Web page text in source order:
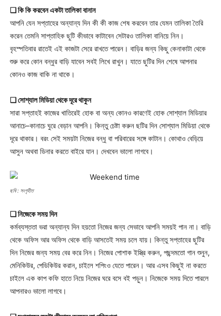
❑ কি কি করবেন একটা তালিকা বানান
আপনি যেন সপ্তাহের অন্যান্য দিন কী কী কাজ শেষ করবেন তার যেমন তালিকা তৈরি
করেন তেমনি সাপ্তাহিক ছুটি কীভাবে কাটাবেন সেটারও তালিকা বানিয়ে নিন।
বৃহস্পতিবার রাতেই এই কাজটা সেরে রাখতে পারেন। বাড়ির জন্য কিছু কেনাকাটা থেকে
শুরু করে কোন বন্ধুর বাড়ি যাবেন সবই লিখে রাখুন। যাতে ছুটির দিন শেষে আপনার
কোনও কাজ বাকি না থাকে।
❑ সোশ্যাল মিডিয়া থেকে দূরে থাকুন
সারা সপ্তাহই কাজের খাতিরেই হোক বা অন্য কোনও কারণেই হোক সোশ্যাল মিডিয়ার
আনাচে–কানাচে ঘুরে বেড়ান আপনি। কিন্তু চেষ্টা করুন ছটির দিন সোশ্যাল মিডিয়া থেকে
দূরে থাকার। বরং সেই সময়টা নিজের বন্ধু বা পরিবারের সঙ্গে কাটান। কোথাও বেড়িয়ে
আসুন অথবা ডিনার করতে বাইরে যান। দেখবেন ভালো লাগবে।
ছবি : সংগৃহীত
❑ নিজেকে সময় দিন
কর্মব্যস্ততা ভরা অন্যান্য দিন হয়তো নিজের জন্য সেভাবে আপনি সময়ই পান না। বাড়ি
থেকে অফিস আর অফিস থেকে বাড়ি আসতেই সময় চলে যায়। কিন্তু সপ্তাহের ছুটির
দিন নিজের জন্য সময় বের করে নিন। নিজের পোশাক ইস্ত্রি করুন, পছন্দমতো গান শুনুন,
মেনিকিউর, পেডিকিউর করান, চাইলে শপিংও যেতে পারেন। আর এসব কিছুই না করতে
চাইলে এক কাপ কফি হাতে নিয়ে নিজের ঘরে বসে বই পড়ুন। নিজেকে সময় দিতে পারলে
আপনারও ভালো লাগবে।